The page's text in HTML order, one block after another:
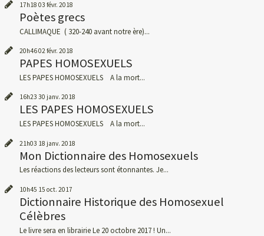
17h18 03 févr. 2018
Poètes grecs
CALLIMAQUE ( 320-240 avant notre ère)...
20h4602févr. 2018
PAPES HOMOSEXUELS
LES PAPES HOMOSEXUELS A la mort...
16h23 30 janv. 2018
LES PAPES HOMOSEXUELS
LES PAPES HOMOSEXUELS A la mort...
21h03 18 janv. 2018
Mon Dictionnaire des Homosexuels
Les réactions des lecteurs sont étonnantes. Je...
10h45 15 oct. 2017
Dictionnaire Historique des Homosexuel
Célèbres
Le livre sera en librairie Le 20 octobre 2017 ! Un...